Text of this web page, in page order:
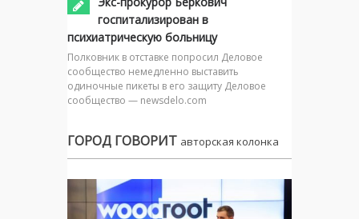
госпитализирован в
психиатрическую больницу
Полковник в отставке попросил Деловое
сообщество немедленно выставить
одиночные пикеты в его защиту Деловое
сообщество — newsdelo.com
ГОРОД ГОВОРИТ авторская колонка